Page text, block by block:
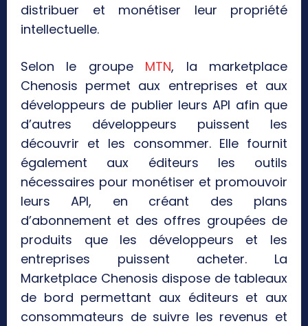
distribuer et monétiser leur propriété
intellectuelle.
Selon le groupe MTN, la marketplace
Chenosis permet aux entreprises et aux
développeurs de publier leurs API afin que
d’autres développeurs puissent les
découvrir et les consommer. Elle fournit
également aux éditeurs les outils
nécessaires pour monétiser et promouvoir
leurs API, en créant des plans
d’abonnement et des offres groupées de
produits que les développeurs et les
entreprises puissent acheter. La
Marketplace Chenosis dispose de tableaux
de bord permettant aux éditeurs et aux
consommateurs de suivre les revenus et